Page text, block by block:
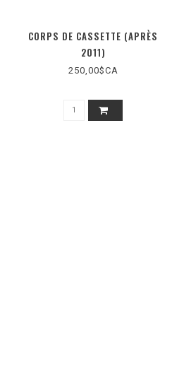
CORPS DE CASSETTE (APRÈS
2011)
250,00$CA